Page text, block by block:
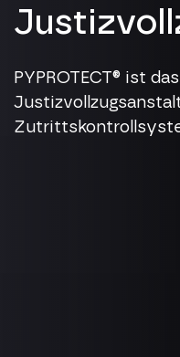
PYPROTECT® ist